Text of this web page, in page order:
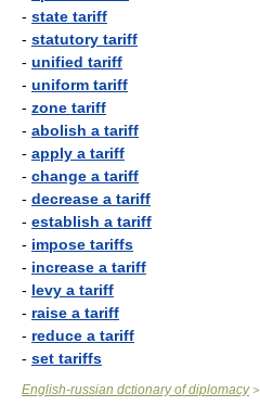
- state tariff
- statutory tariff
- unified tariff
- uniform tariff
- zone tariff
- abolish a tariff
- apply a tariff
- change a tariff
- decrease a tariff
- establish a tariff
- impose tariffs
- increase a tariff
- levy a tariff
- raise a tariff
- reduce a tariff
- set tariffs
English-russian dctionary of diplomacy>